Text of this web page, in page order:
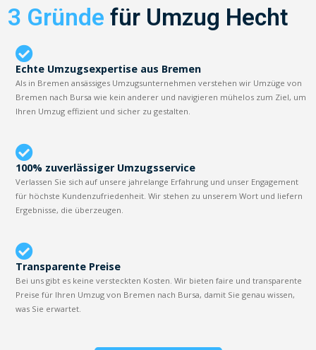
3 Gründe für Umzug Hecht
Echte Umzugsexpertise aus Bremen
Als in Bremen ansässiges Umzugsunternehmen verstehen wir Umzüge von
Bremen nach Bursa wie kein anderer und navigieren mühelos zum Ziel, um
Ihren Umzug effizient und sicher zu gestalten.
100% zuverlässiger Umzugsservice
Verlassen Sie sich auf unsere jahrelange Erfahrung und unser Engagement
für höchste Kundenzufriedenheit. Wir stehen zu unserem Wort und liefern
Ergebnisse, die überzeugen.
Transparente Preise
Bei uns gibt es keine versteckten Kosten. Wir bieten faire und transparente
Preise für Ihren Umzug von Bremen nach Bursa, damit Sie genau wissen,
was Sie erwartet.